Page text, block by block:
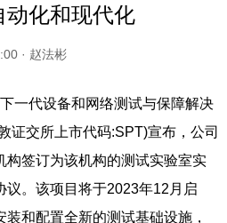
化和现代化
· 赵法彬
一代设备和网络测试与保障解决
证交所上市代码:SPT)宣布，公司
构签订为该机构的测试实验室实
议。该项目将于2023年12月启
和配置全新的测试基础设施，